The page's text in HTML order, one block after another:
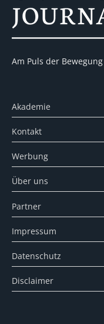
Am Puls der Bewegung
Akademie
Kontakt
Werbung
Über uns
Partner
Impressum
Datenschutz
Disclaimer